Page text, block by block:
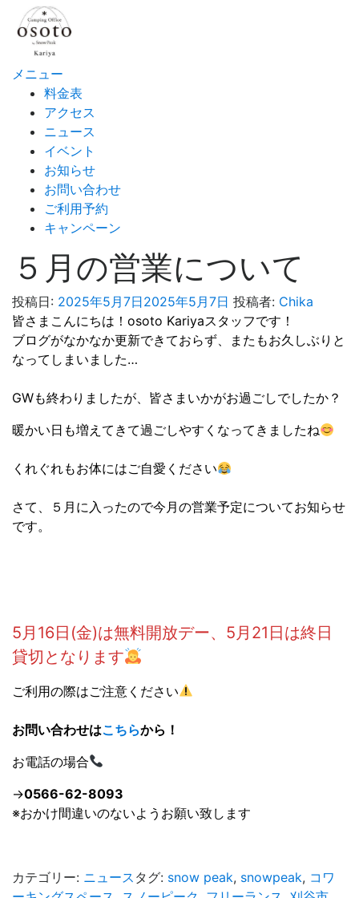
メニュー
料金表
アクセス
ニュース
イベント
お知らせ
お問い合わせ
ご利用予約
キャンペーン
５月の営業について
投稿日: 2025年5月7日2025年5月7日 投稿者: Chika
皆さまこんにちは！osoto Kariyaスタッフです！
ブログがなかなか更新できておらず、またもお久しぶりと
なってしまいました…
GWも終わりましたが、皆さまいかがお過ごしでしたか？
暖かい日も増えてきて過ごしやすくなってきましたね
くれぐれもお体にはご自愛ください
さて、５月に入ったので今月の営業予定についてお知らせ
です。
5月16日(金)は無料開放デー、5月21日は終日
貸切となります
ご利用の際はご注意ください
お問い合わせはこちらから！
お電話の場合
→0566-62-8093
※おかけ間違いのないようお願い致します
カテゴリー: ニュース タグ: snow peak, snowpeak, コワ